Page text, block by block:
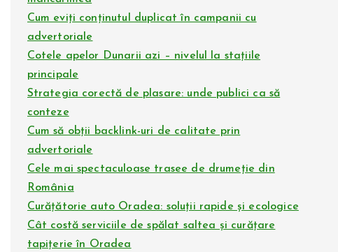
Cum eviți conținutul duplicat în campanii cu
advertoriale
Cotele apelor Dunarii azi – nivelul la stațiile
principale
Strategia corectă de plasare: unde publici ca să
conteze
Cum să obții backlink-uri de calitate prin
advertoriale
Cele mai spectaculoase trasee de drumeție din
România
Curățătorie auto Oradea: soluții rapide și ecologice
Cât costă serviciile de spălat saltea și curățare
tapițerie în Oradea